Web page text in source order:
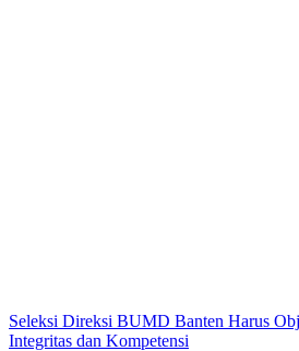
Seleksi Direksi BUMD Banten Harus
Integritas dan Kompetensi